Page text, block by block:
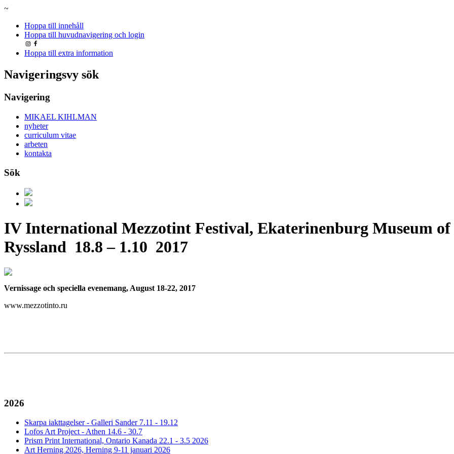
~
Hoppa till innehåll
Hoppa till huvudnavigering och login
Hoppa till extra information
Navigeringsvy sök
Navigering
MIKAEL KIHLMAN
nyheter
curriculum vitae
arbeten
kontakta
Sök
IV International Mezzotint Festival, Ekaterinenburg Museum
Ryssland 18.8 – 1.10 2017
Vernissage och speciella evenemang, August 18-22, 2017
www.mezzotinto.ru
2026
Skarpa iakttagelser - Galleri Sander 7.11 - 19.12
Lofos Art Project - Athen 14.6 - 30.7
Prism Print International, Ontario Kanada 22.1 - 3.5 2026
Art Herning 2026, Herning 9-11 januari 2026